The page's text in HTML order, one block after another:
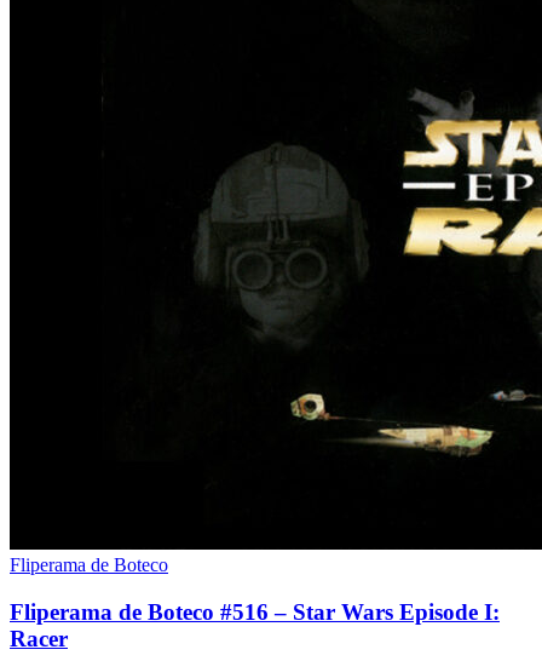
Fliperama de Boteco
Fliperama de Boteco #516 – Star Wars Episode I:
Racer